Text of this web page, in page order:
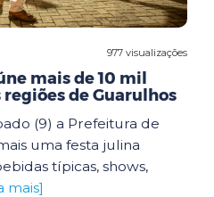
977 visualizações
mais de 10 mil
regiões de Guarulhos
(9) a Prefeitura de
uma festa julina
típicas, shows,
mais]